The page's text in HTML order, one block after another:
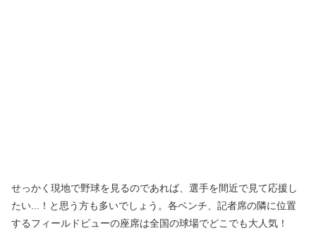
せっかく現地で野球を見るのであれば、選手を間近で見て応援し
たい...！と思う方も多いでしょう。各ベンチ、記者席の隣に位置
するフィールドビューの座席は全国の球場でどこでも大人気！